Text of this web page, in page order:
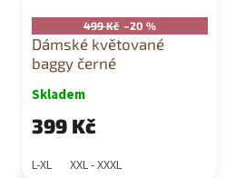
499 Kč –20 %
Dámské květované
baggy černé
Skladem
399 Kč
L-XL XXL - XXXL